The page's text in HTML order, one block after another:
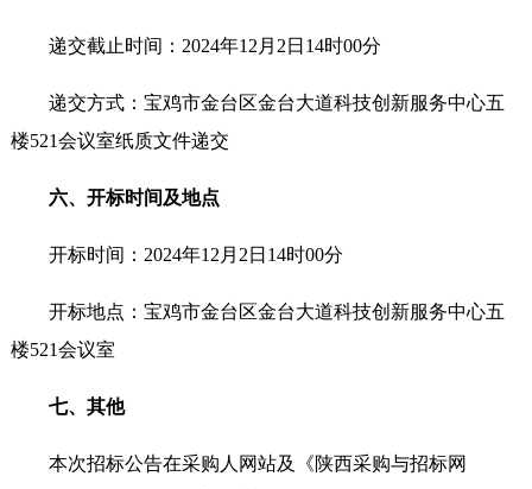
递交截止时间：2024年12月2日14时00分
递交方式：宝鸡市金台区金台大道科技创新服务中心五
楼521会议室纸质文件递交
六、开标时间及地点
开标时间：2024年12月2日14时00分
开标地点：宝鸡市金台区金台大道科技创新服务中心五
楼521会议室
七、其他
本次招标公告在采购人网站及《陕西采购与招标网